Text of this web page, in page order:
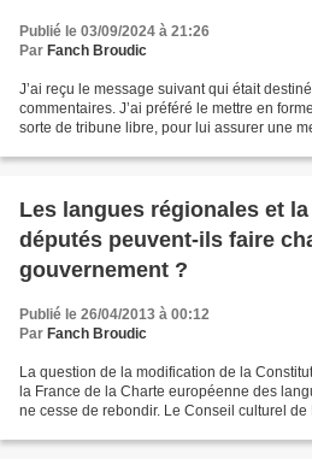
Publié le 03/09/2024 à 21:26
Par Fanch Broudic
J’ai reçu le message suivant qui était
commentaires. J’ai préféré le mettre en
sorte de tribune libre, pour lui assurer une
Les langues régionales et
députés peuvent-ils faire
gouvernement ?
Publié le 26/04/2013 à 00:12
Par Fanch Broudic
La question de la modification de la
la France de la Charte européenne des
ne cesse de rebondir. Le Conseil culturel